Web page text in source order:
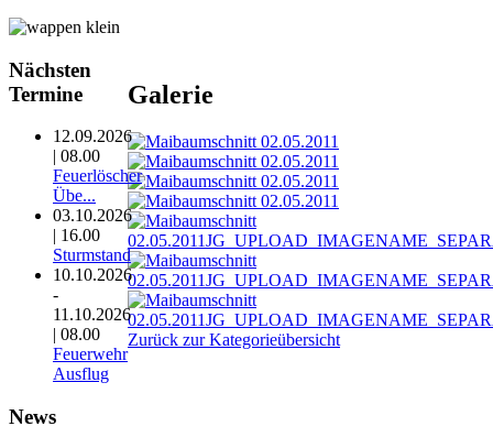
Galerie
Zurück zur Kategorieübersicht
Nächsten
Termine
12.09.2026
| 08.00
Feuerlöscher
Übe...
03.10.2026
| 16.00
Sturmstand
10.10.2026
-
11.10.2026
| 08.00
Feuerwehr
Ausflug
News